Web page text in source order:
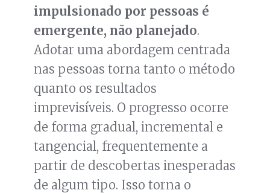
impulsionado por pessoas é
emergente, não planejado.
Adotar uma abordagem centrada
nas pessoas torna tanto o método
quanto os resultados
imprevisíveis. O progresso ocorre
de forma gradual, incremental e
tangencial, frequentemente a
partir de descobertas inesperadas
de algum tipo. Isso torna o